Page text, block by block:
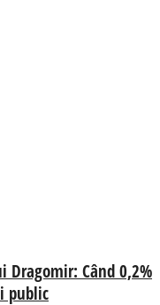
Când 0,2%
public